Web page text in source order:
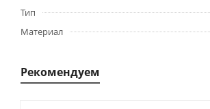
Тип
Материал
Рекомендуем